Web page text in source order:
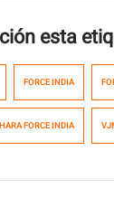
esta
FORCE INDIA
FORCE INDIA